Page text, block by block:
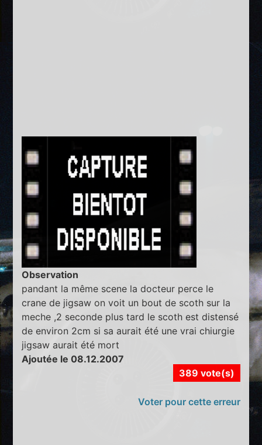
Observation
pandant la même scene la docteur perce le
crane de jigsaw on voit un bout de scoth sur la
meche ,2 seconde plus tard le scoth est distensé
de environ 2cm si sa aurait été une vrai chiurgie
jigsaw aurait été mort
Ajoutée le 08.12.2007
389 vote(s)
Voter pour cette erreur